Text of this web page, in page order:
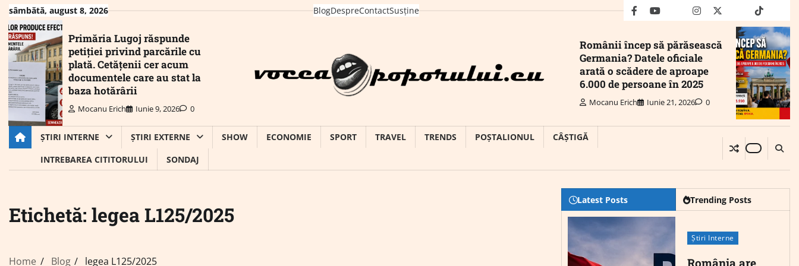
Skip
content
sâmbătă, august 8, 2026 BlogDespreContactSusține facebookyoutubeMailinstagram
twitter truthtiktok
Primăria Lugoj răspunde
petiției privind parcările cu
plată. Cetățenii cer acum
documentele care au stat la
baza hotărârii
Mocanu Erich Iunie 9, 2026 0
Românii încep să părăsească
Germania? Datele oficiale
arată o scădere de aproape
6.000 de persoane în 2025
Mocanu Erich Iunie 21, 2026 0
ȘTIRI INTERNE ȘTIRI EXTERNE SHOW ECONOMIE SPORT TRAVEL TRENDS POȘTALIONUL
CÂȘTIGĂ
INTREBAREA CITITORULUI
SONDAJ
Etichetă: legea L125/2025
Home Blog legea L125/2025
Latest Posts Trending Posts
Știri Interne
România are